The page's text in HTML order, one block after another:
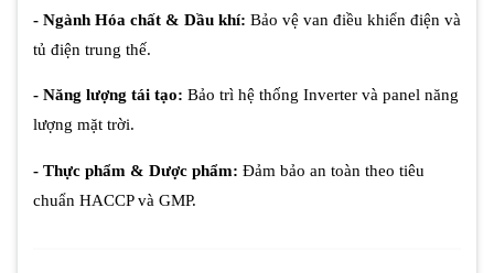
- Ngành Hóa chất & Dầu khí: Bảo vệ van điều khiển điện và
tủ điện trung thế.
- Năng lượng tái tạo: Bảo trì hệ thống Inverter và panel năng
lượng mặt trời.
- Thực phẩm & Dược phẩm: Đảm bảo an toàn theo tiêu
chuẩn HACCP và GMP.